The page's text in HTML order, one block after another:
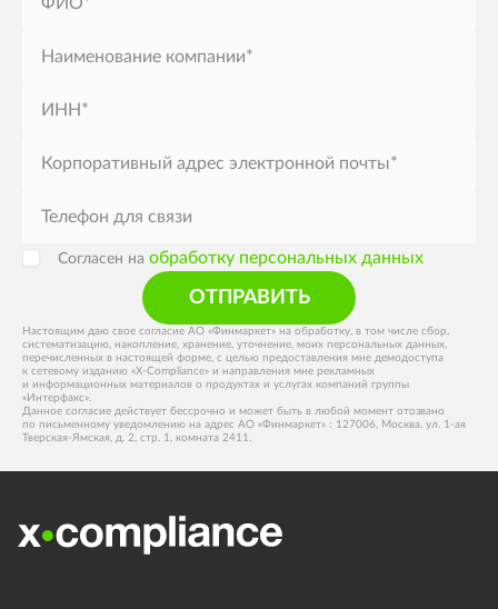
Согласен на обработку персональных данных
ОТПРАВИТЬ
Настоящим даю свое согласие АО «Финмаркет» на обработку, в том числе сбор,
систематизацию, накопление, хранение, уточнение, моих персональных данных,
перечисленных в настоящей форме, с целью предоставления мне демодоступа
к сетевому изданию «X-Compliance» и направления мне рекламных
и информационных материалов о продуктах и услугах компаний группы
«Интерфакс».
Данное согласие действует бессрочно и может быть в любой момент отозвано
по письменному уведомлению на адрес АО «Финмаркет» : 127006, Москва, ул. 1-ая
Тверская-Ямская, д. 2, стр. 1, комната 2411.